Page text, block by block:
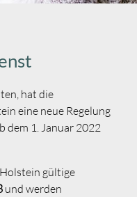
hat die
eine neue Regelung
dem 1. Januar 2022
gültige
und werden